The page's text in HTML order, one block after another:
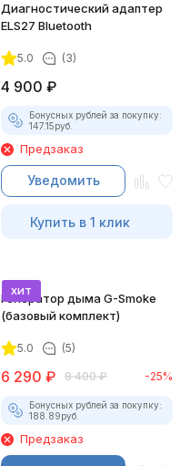
Диагностический адаптер
ELS27 Bluetooth
5.0 (3)
4 900 ₽
Бонусных рублей за покупку:
147.15руб.
Предзаказ
Уведомить
Купить в 1 клик
хит
Генератор дыма G-Smoke
(базовый комплект)
5.0 (5)
6 290 ₽ 8 400 ₽ -25%
Бонусных рублей за покупку:
188.89руб.
Предзаказ